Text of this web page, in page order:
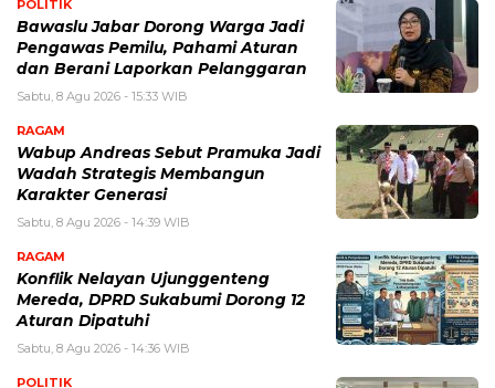
POLITIK
Bawaslu Jabar Dorong Warga Jadi
Pengawas Pemilu, Pahami Aturan
dan Berani Laporkan Pelanggaran
Sabtu, 8 Agu 2026 - 15:33 WIB
RAGAM
Wabup Andreas Sebut Pramuka Jadi
Wadah Strategis Membangun
Karakter Generasi ‎
Sabtu, 8 Agu 2026 - 14:39 WIB
RAGAM
Konflik Nelayan Ujunggenteng
Mereda, DPRD Sukabumi Dorong 12
Aturan Dipatuhi
Sabtu, 8 Agu 2026 - 14:36 WIB
POLITIK